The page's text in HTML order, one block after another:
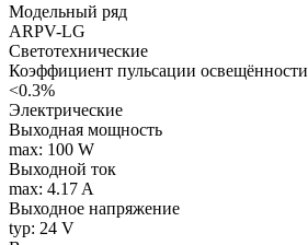
Модельный ряд
ARPV-LG
Светотехнические
Коэффициент пульсации освещённости
<0.3%
Электрические
Выходная мощность
max: 100 W
Выходной ток
max: 4.17 A
Выходное напряжение
typ: 24 V